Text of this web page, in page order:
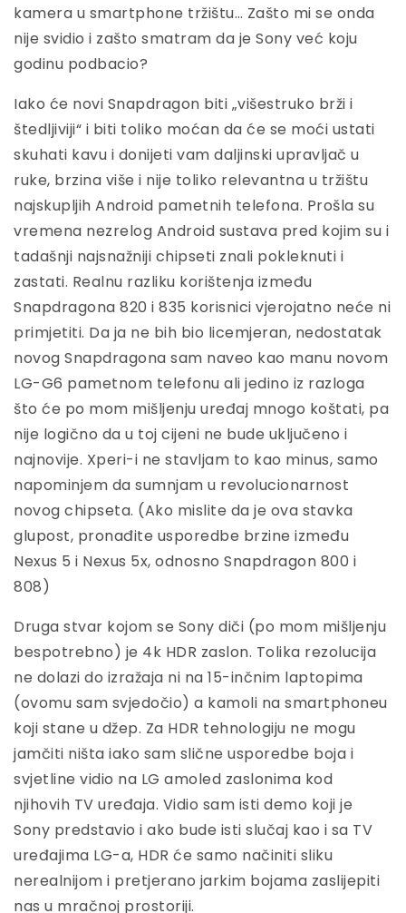
kamera u smartphone tržištu… Zašto mi se onda
nije svidio i zašto smatram da je Sony već koju
godinu podbacio?
Iako će novi Snapdragon biti „višestruko brži i
štedljiviji“ i biti toliko moćan da će se moći ustati
skuhati kavu i donijeti vam daljinski upravljač u
ruke, brzina više i nije toliko relevantna u tržištu
najskupljih Android pametnih telefona. Prošla su
vremena nezrelog Android sustava pred kojim su i
tadašnji najsnažniji chipseti znali pokleknuti i
zastati. Realnu razliku korištenja između
Snapdragona 820 i 835 korisnici vjerojatno neće ni
primjetiti. Da ja ne bih bio licemjeran, nedostatak
novog Snapdragona sam naveo kao manu novom
LG-G6 pametnom telefonu ali jedino iz razloga
što će po mom mišljenju uređaj mnogo koštati, pa
nije logično da u toj cijeni ne bude uključeno i
najnovije. Xperi-i ne stavljam to kao minus, samo
napominjem da sumnjam u revolucionarnost
novog chipseta. (Ako mislite da je ova stavka
glupost, pronađite usporedbe brzine između
Nexus 5 i Nexus 5x, odnosno Snapdragon 800 i
808)
Druga stvar kojom se Sony diči (po mom mišljenju
bespotrebno) je 4k HDR zaslon. Tolika rezolucija
ne dolazi do izražaja ni na 15-inčnim laptopima
(ovomu sam svjedočio) a kamoli na smartphoneu
koji stane u džep. Za HDR tehnologiju ne mogu
jamčiti ništa iako sam slične usporedbe boja i
svjetline vidio na LG amoled zaslonima kod
njihovih TV uređaja. Vidio sam isti demo koji je
Sony predstavio i ako bude isti slučaj kao i sa TV
uređajima LG-a, HDR će samo načiniti sliku
nerealnijom i pretjerano jarkim bojama zaslijepiti
nas u mračnoj prostoriji.